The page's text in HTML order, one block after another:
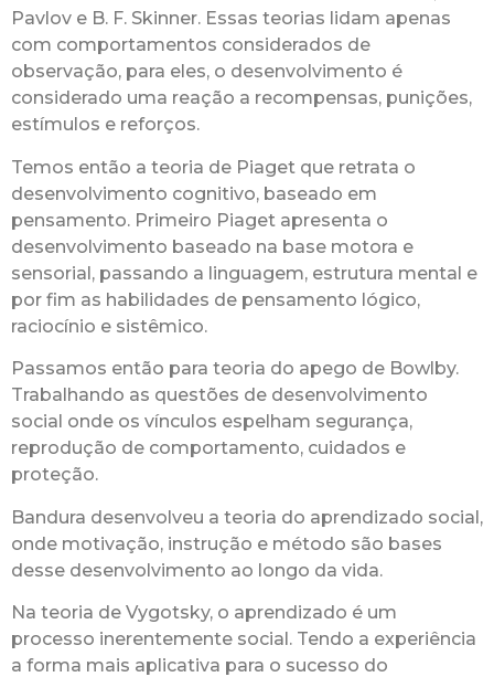
Pavlov e B. F. Skinner. Essas teorias lidam apenas
com comportamentos considerados de
observação, para eles, o desenvolvimento é
considerado uma reação a recompensas, punições,
estímulos e reforços.
Temos então a teoria de Piaget que retrata o
desenvolvimento cognitivo, baseado em
pensamento. Primeiro Piaget apresenta o
desenvolvimento baseado na base motora e
sensorial, passando a linguagem, estrutura mental e
por fim as habilidades de pensamento lógico,
raciocínio e sistêmico.
Passamos então para teoria do apego de Bowlby.
Trabalhando as questões de desenvolvimento
social onde os vínculos espelham segurança,
reprodução de comportamento, cuidados e
proteção.
Bandura desenvolveu a teoria do aprendizado social,
onde motivação, instrução e método são bases
desse desenvolvimento ao longo da vida.
Na teoria de Vygotsky, o aprendizado é um
processo inerentemente social. Tendo a experiência
a forma mais aplicativa para o sucesso do